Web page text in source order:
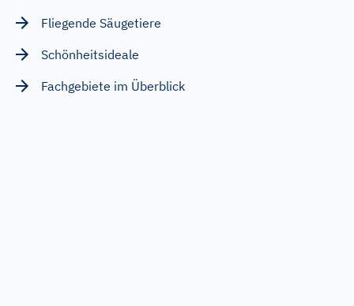
Fliegende Säugetiere
Schönheitsideale
Fachgebiete im Überblick